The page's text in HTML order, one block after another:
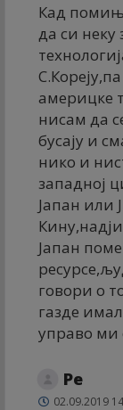
Кад
да си неку
америцке
нисам да
бусају и
нико и
западној
Јапан или
Јапан
говори о
газде
управо ми
Ре
02.09.2019